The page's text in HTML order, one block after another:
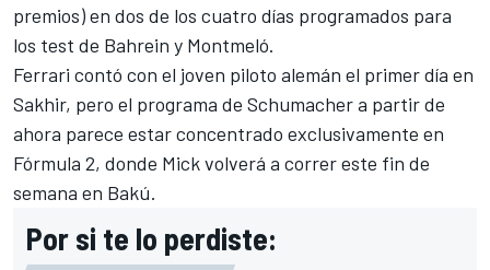
premios) en dos de los cuatro días programados para
los test de Bahrein y Montmeló.
Ferrari contó con el joven piloto alemán el primer día en
Sakhir, pero el programa de Schumacher a partir de
ahora parece estar concentrado exclusivamente en
Fórmula 2, donde Mick volverá a correr este fin de
semana en Bakú.
Por si te lo perdiste: